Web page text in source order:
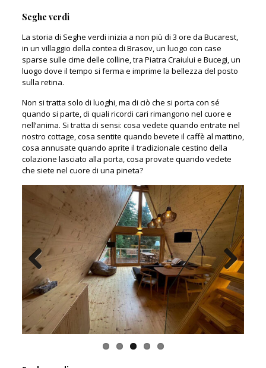
Seghe verdi
La storia di Seghe verdi inizia a non più di 3 ore da Bucarest,
in un villaggio della contea di Brasov, un luogo con case
sparse sulle cime delle colline, tra Piatra Craiului e Bucegi, un
luogo dove il tempo si ferma e imprime la bellezza del posto
sulla retina.
Non si tratta solo di luoghi, ma di ciò che si porta con sé
quando si parte, di quali ricordi cari rimangono nel cuore e
nell’anima. Si tratta di sensi: cosa vedete quando entrate nel
nostro cottage, cosa sentite quando bevete il caffè al mattino,
cosa annusate quando aprite il tradizionale cestino della
colazione lasciato alla porta, cosa provate quando vedete
che siete nel cuore di una pineta?
Previous Next